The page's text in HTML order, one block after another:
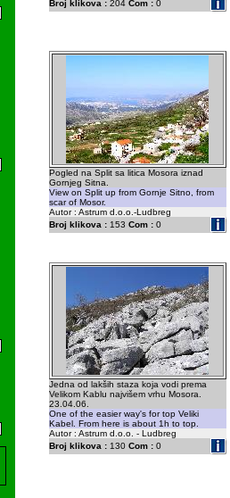
Broj klikova :204 Com :0
Pogled na Split sa litica Mosora iznad
Gornjeg Sitna.
View on Split up from Gornje Sitno, from
scar of Mosor.
Autor : Astrum d.o.o.-Ludbreg
Broj klikova :153 Com :0
Jedna od lakših staza koja vodi prema
Velikom Kablu najvišem vrhu Mosora.
23.04.06.
One of the easier way's for top Veliki
Kabel. From here is about 1h to top.
Autor : Astrum d.o.o. - Ludbreg
Broj klikova :130 Com :0